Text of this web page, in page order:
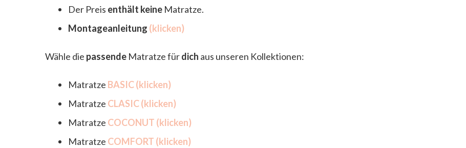
Der Preis enthält keine Matratze.
Montageanleitung (klicken)
Wähle die passende Matratze fürdich aus unseren Kollektionen:
Matratze BASIC (klicken)
Matratze CLASIC (klicken)
Matratze COCONUT (klicken)
Matratze COMFORT (klicken)